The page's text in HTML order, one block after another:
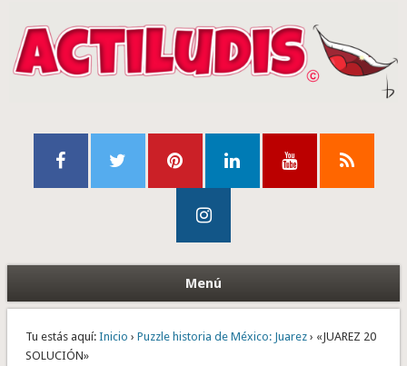
Menú
Tu estás aquí: Inicio › Puzzle historia de México: Juarez› «JUAREZ 20
SOLUCIÓN»